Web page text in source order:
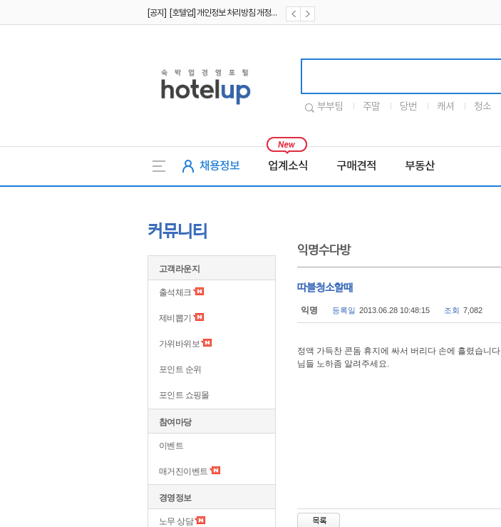
[공지] [호텔업] 개인정보 처리방침 개정본2 (19.09.02)
부부팀 주말 당번 캐셔 청소
채용정보 업계소식 구매견적 부동산
커뮤니티
고객라운지
출석체크
제비뽑기
가위바위보
포인트 순위
포인트 쇼핑몰
참여마당
이벤트
매거진이벤트
경영정보
노무 상담
익명수다방
따블청소할때
익명 등록일 2013.06.28 10:48:15 조회 7,082
정액 가득찬 콘돔 휴지에 싸서 버리다 손에 흘렸습니다
님들 노하좀 알려주세요.